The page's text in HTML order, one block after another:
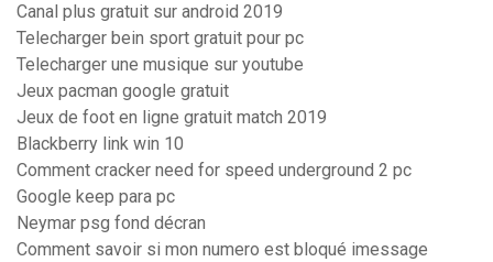
Canal plus gratuit sur android 2019
Telecharger bein sport gratuit pour pc
Telecharger une musique sur youtube
Jeux pacman google gratuit
Jeux de foot en ligne gratuit match 2019
Blackberry link win 10
Comment cracker need for speed underground 2 pc
Google keep para pc
Neymar psg fond décran
Comment savoir si mon numero est bloqué imessage